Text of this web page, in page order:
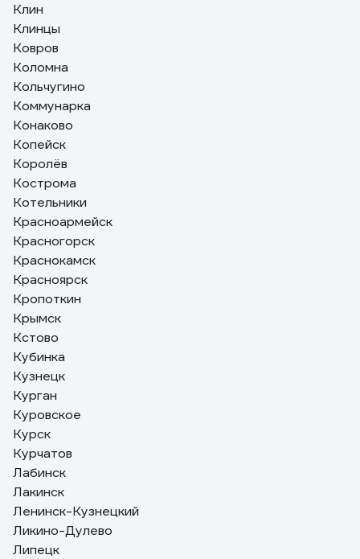
Клин
Клинцы
Ковров
Коломна
Кольчугино
Коммунарка
Конаково
Копейск
Королёв
Кострома
Котельники
Красноармейск
Красногорск
Краснокамск
Красноярск
Кропоткин
Крымск
Кстово
Кубинка
Кузнецк
Курган
Куровское
Курск
Курчатов
Лабинск
Лакинск
Ленинск-Кузнецкий
Ликино-Дулево
Липецк